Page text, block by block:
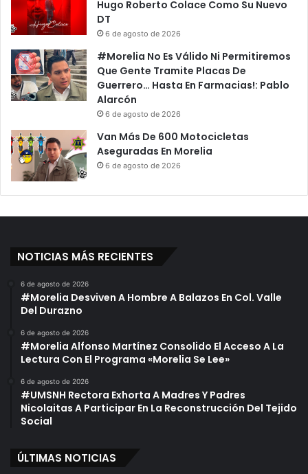
Hugo Roberto Colace Como Su Nuevo
DT
6 de agosto de 2026
#Morelia No Es Válido Ni Permitiremos
Que Gente Tramite Placas De
Guerrero… Hasta En Farmacias!: Pablo
Alarcón
6 de agosto de 2026
Van Más De 600 Motocicletas
Aseguradas En Morelia
6 de agosto de 2026
NOTICIAS MÁS RECIENTES
6 de agosto de 2026
#Morelia Desviven A Hombre A Balazos En Col. Valle
Del Durazno
6 de agosto de 2026
#Morelia Alfonso Martínez Consolido El Acceso A La
Lectura Con El Programa «Morelia Se Lee»
6 de agosto de 2026
#UMSNH Rectora Exhorta A Madres Y Padres
Nicolaitas A Participar En La Reconstrucción Del Tejido
Social
ÚLTIMAS NOTICIAS